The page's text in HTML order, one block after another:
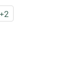
+2